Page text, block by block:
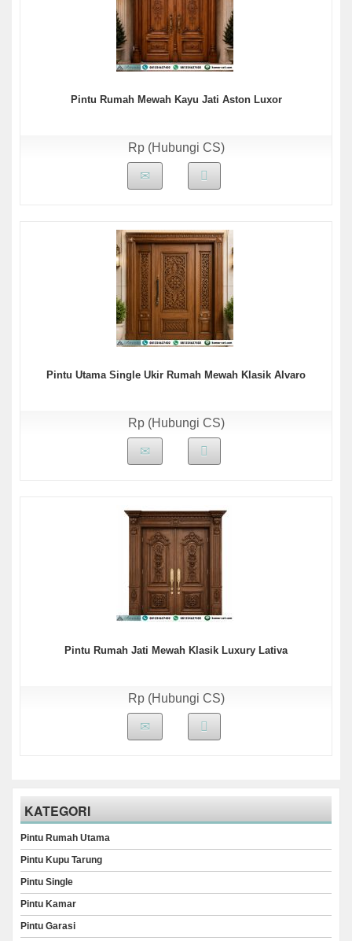
Pintu Rumah Mewah Kayu Jati Aston Luxor
Rp (Hubungi CS)
Pintu Utama Single Ukir Rumah Mewah Klasik Alvaro
Rp (Hubungi CS)
Pintu Rumah Jati Mewah Klasik Luxury Lativa
Rp (Hubungi CS)
KATEGORI
Pintu Rumah Utama
Pintu Kupu Tarung
Pintu Single
Pintu Kamar
Pintu Garasi